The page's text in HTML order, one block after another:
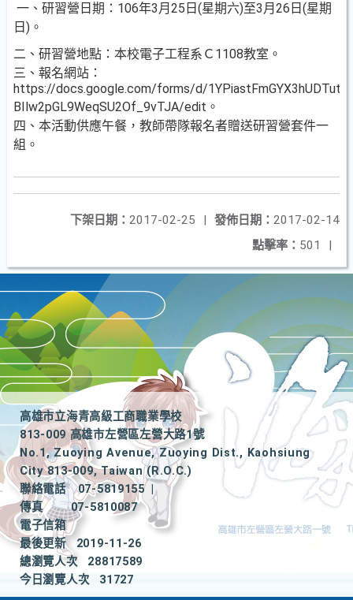
一、研習營日期：106年3月25日(星期六)至3月26日(星期
日)。
二、研習營地點：本校電子工程系Ｃ1108教室。
三、報名網站：
https://docs.google.com/forms/d/1YPiastFmGYX3hUDTutB-
BIlw2pGL9WeqSU2Of_9vTJA/edit。
四、本活動供應午餐，教師帶隊報名者贈送研習營套件一
組。
發佈日期： 2017-02-14
下架日期： 2017-02-25
|
點擊率： 501 |
高雄市立海青高級工商職業學校
813-009 高雄市左營區左營大路1號
No.1, Zuoying Avenue, Zuoying Dist., Kaohsiung
City 813-009, Taiwan (R.O.C.)
聯絡電話
07-5819155
|
傳真
07-5810087
電子信箱
最後更新
2019-11-26
總瀏覽人次
28817589
今日瀏覽人次
31727